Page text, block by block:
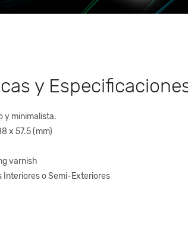
y
y minimalista.
x 57.5 (mm)
varnish
Interiores o Semi-Exteriores